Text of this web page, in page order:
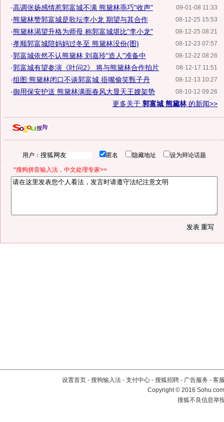
09-01-08 11:33
·高调张扬感情惹郭富城不满 熊黛林乖巧"收声"
08-12-25 15:53
·熊黛林赞郭富城是歌坛李小龙 期望与其合作
08-12-25 08:21
·熊黛林渴望升格为师母 称郭富城堪比"李小龙"
08-12-23 07:57
·孝顺郭富城陪妈妈过冬至 熊黛林没份(图)
08-12-22 08:26
·郭富城依然不认熊黛林 刘嘉玲"造人"准备中
08-12-17 11:51
·郭富城有望参演《叶问2》 将与熊黛林合作拍片
08-12-13 10:27
·组图:熊黛林闭口不谈郭富城 捂嘴偷笑甄子丹
08-10-12 09:26
·御用保安护送 熊黛林满面春风大显天王嫂架势
更多关于 郭富城 熊黛林的新闻>>
用户： 匿名 隐藏地址 设为辩论话题
*搜狗拼音输入法，中文处理专家>>
设置首页 - 搜狗输入法 - 支付中心 - 搜狐招聘 - 广告服务 - 客
Copyright©2016
搜狐不良信息举